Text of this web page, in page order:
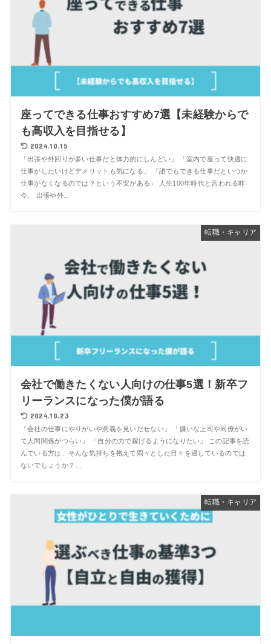
座ってできる仕事おすすめ7選【未経験からで
も高収入を目指せる】
2024.10.15
「出張や外回りが多い仕事だと体力的にしんどい」 「室内で座って快適に
仕事がしたいけどデメリットも気になる」 「誰でもできる仕事だといつか
仕事がなくなるのでは？という不安がある」 人生100年時代と言われる昨
今。 出張や外...
転職・キャリア
会社で働きたくない人向けの仕事5選！新卒フ
リーランスになった僕が語る
2024.10.23
「会社の仕事にやりがいや意義を見いだせない」 「嫌いな上司や同僚がい
て人間関係がつらい」 「自分の力で稼げるようになりたい」 この記事を読
んでいる方は、そんな気持ちを抱えて悶々とした日々を過しているのでは
ないでしょうか？...
転職・キャリア